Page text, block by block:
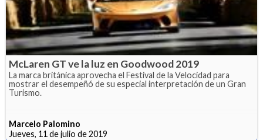
McLaren GT ve la luz en Goodwood 2019
La marca británica aprovecha el Festival de la Velocidad para
mostrar el desempeñó de su especial interpretación de un Gran
Turismo.
Marcelo Palomino
Jueves, 11 de julio de 2019